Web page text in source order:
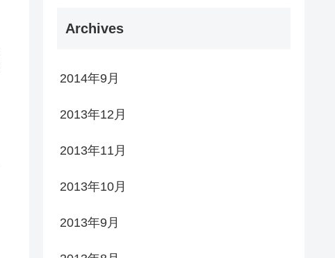
Archives
2014年9月
2013年12月
2013年11月
2013年10月
2013年9月